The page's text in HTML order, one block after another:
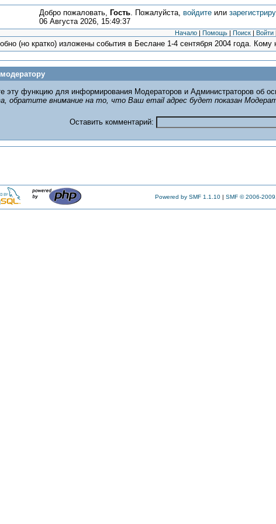
Добро пожаловать, Гость. Пожалуйста, войдитеили
06 Августа 2026, 15:49:37
Начало | Помощь | Поиск | Войти
(но кратко) изложены события в Беслане 1-4 сентября 2004 года.
эту функцию для информирования Модераторов и Администраторов об
обратите внимание на то, что Ваш email адрес будет показан
Оставить комментарий:
Powered by SMF 1.1.10| SMF © 2006-